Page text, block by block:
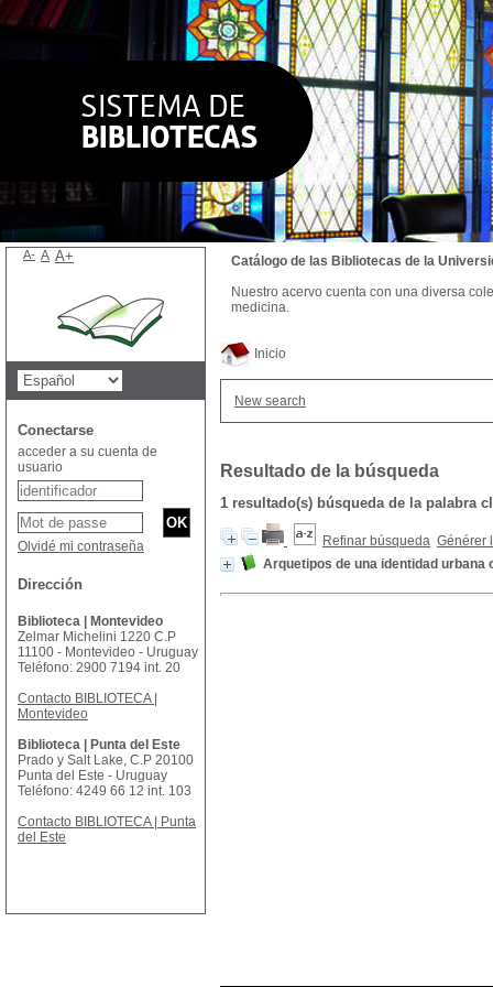
Inicio
New search
Resultado de la búsqueda
1 resultado(s) búsqueda de la palabra
Refinar búsqueda Générer
Arquetipos de una identidad
Catálogo de las Bibliotecas de la
Nuestro acervo cuenta con una diversa
medicina.
A- A A+
Conectarse
acceder a su cuenta de
usuario
Olvidé mi contraseña
Dirección
Biblioteca | Montevideo
Zelmar Michelini 1220 C.P
11100 - Montevideo - Uruguay
Teléfono: 2900 7194 int. 20
Contacto BIBLIOTECA |
Montevideo
Biblioteca | Punta del Este
Prado y Salt Lake, C.P 20100
Punta del Este - Uruguay
Teléfono: 4249 66 12 int. 103
Contacto BIBLIOTECA | Punta
del Este